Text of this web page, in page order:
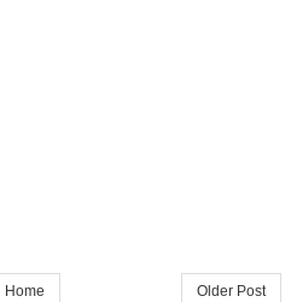
Older Post
Home